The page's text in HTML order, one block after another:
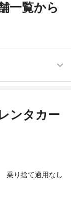
一覧から
し）ンタカー
乗り捨て適用なし